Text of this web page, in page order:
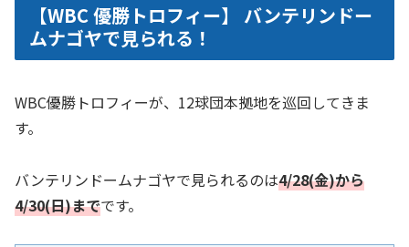
【WBC 優勝トロフィー】 バンテリンドー
ムナゴヤで見られる！
WBC優勝トロフィーが、12球団本拠地を巡回してきま
す。
バンテリンドームナゴヤで見られるのは4/28(金)から
4/30(日)までです。